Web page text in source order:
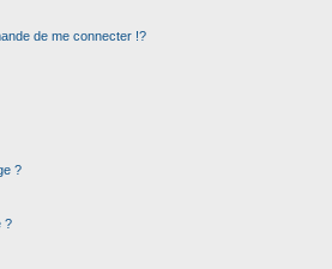
de me connecter !?
?
?